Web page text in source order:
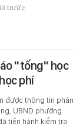
trước
"tống" học
phí
được thông tin phản
UBND phường
tiến hành kiểm tra